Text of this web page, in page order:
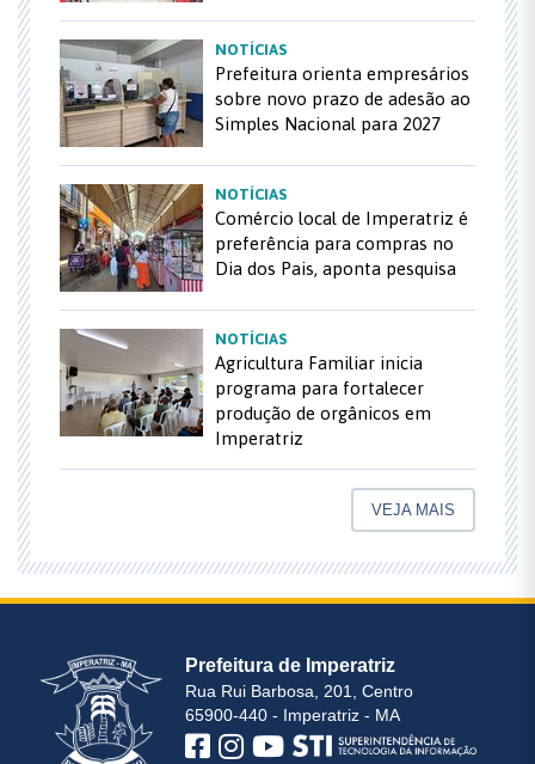
NOTÍCIAS
Prefeitura orienta empresários
sobre novo prazo de adesão ao
Simples Nacional para 2027
NOTÍCIAS
Comércio local de Imperatriz é
preferência para compras no
Dia dos Pais, aponta pesquisa
NOTÍCIAS
Agricultura Familiar inicia
programa para fortalecer
produção de orgânicos em
Imperatriz
VEJA MAIS
Prefeitura de Imperatriz
Rua Rui Barbosa, 201, Centro
65900-440 - Imperatriz - MA